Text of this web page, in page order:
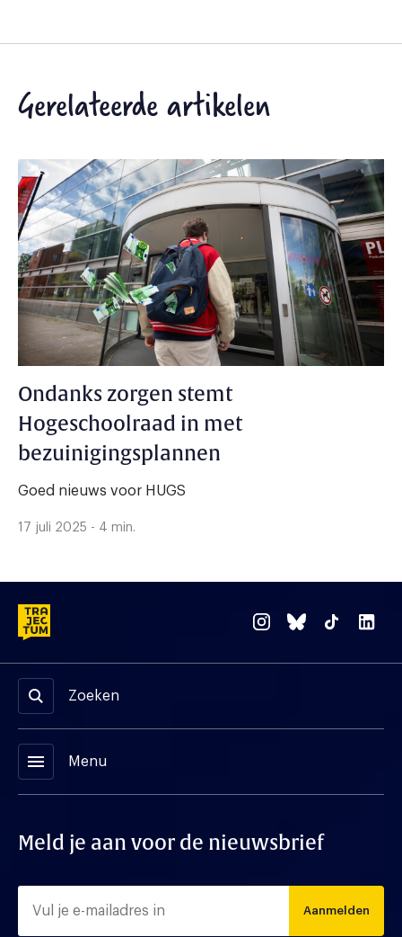
Gerelateerde artikelen
Ondanks zorgen stemt
Hogeschoolraad in met
bezuinigingsplannen
Goed nieuws voor HUGS
17 juli 2025 - 4 min.
Zoeken
menu Menu
Meld je aan voor de nieuwsbrief
Aanmelden